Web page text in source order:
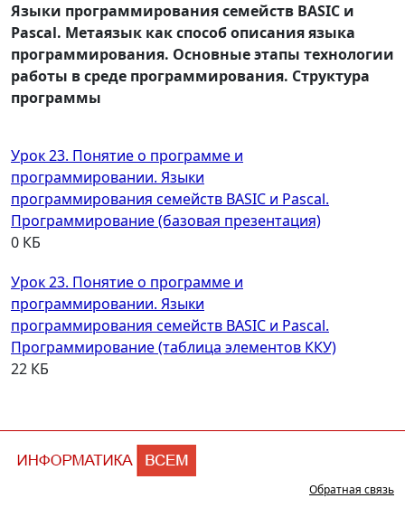
Языки программирования семейств BASIC и
Pascal. Метаязык как способ описания языка
программирования. Основные этапы технологии
работы в среде программирования. Структура
программы
Урок 23. Понятие о программе и
программировании. Языки
программирования семейств BASIC и Pascal.
Программирование (базовая презентация)
0 КБ
Урок 23. Понятие о программе и
программировании. Языки
программирования семейств BASIC и Pascal.
Программирование (таблица элементов ККУ)
22 КБ
Обратная связь